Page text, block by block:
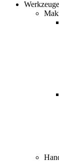
Werkzeuge